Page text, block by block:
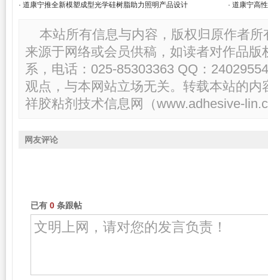
· 道康宁推全新模塑成型光学硅树脂助力照明产品设计
· 道康宁高
本站所有信息与内容，版权归原作者
来源于网络或会员供稿，如读者对作品
系，电话：025-85303363 QQ：
观点，与本网站立场无关。转载本站的
祥胶粘剂技术信息网（www.adhesive-
网友评论
已有 0 条跟帖